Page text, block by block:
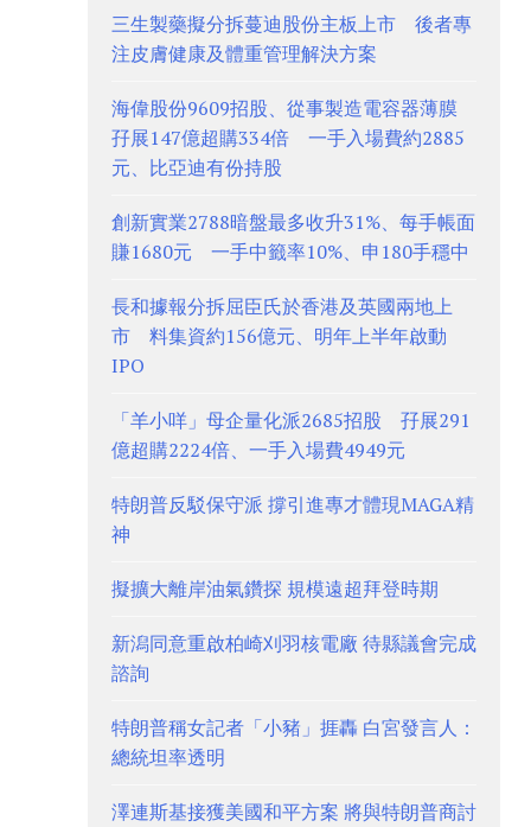
三生製藥擬分拆蔓迪股份主板上市 後者專
注皮膚健康及體重管理解決方案
海偉股份9609招股、從事製造電容器薄膜
孖展147億超購334倍 一手入場費約2885
元、比亞迪有份持股
創新實業2788暗盤最多收升31%、每手帳面
賺1680元 一手中籤率10%、申180手穩中
長和據報分拆屈臣氏於香港及英國兩地上
市 料集資約156億元、明年上半年啟動
IPO
「羊小咩」母企量化派2685招股 孖展291
億超購2224倍、一手入場費4949元
特朗普反駁保守派 撐引進專才體現MAGA精
神
擬擴大離岸油氣鑽探 規模遠超拜登時期
新潟同意重啟柏崎刈羽核電廠 待縣議會完成
諮詢
特朗普稱女記者「小豬」捱轟 白宮發言人：
總統坦率透明
澤連斯基接獲美國和平方案 將與特朗普商討